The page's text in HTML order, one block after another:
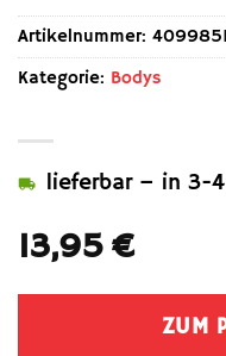
13,95€
lieferbar – in 3-
ZUM
Artikelnummer:
Kategorie: Bodys